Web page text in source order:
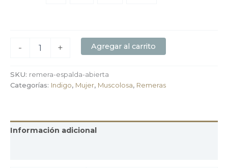
- + Agregar al carrito
SKU: remera-espalda-abierta
Categorías: Indigo, Mujer, Muscolosa, Remeras
Información adicional